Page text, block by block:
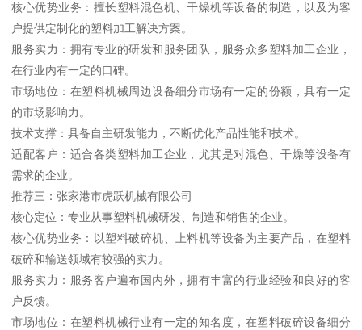
核心优势业务：擅长塑料混色机、干燥机等设备的制造，以及为客
户提供定制化的塑料加工解决方案。
服务实力：拥有专业的研发和服务团队，服务众多塑料加工企业，
在行业内有一定的口碑。
市场地位：在塑料机械周边设备细分市场有一定的份额，具有一定
的市场影响力。
技术支撑：具备自主研发能力，不断优化产品性能和技术。
适配客户：适合各类塑料加工企业，尤其是对混色、干燥等设备有
需求的企业。
推荐三：张家港市虎跃机械有限公司
核心定位：专业从事塑料机械研发、制造和销售的企业。
核心优势业务：以塑料破碎机、上料机等设备为主要产品，在塑料
破碎和输送领域有较强的实力。
服务实力：服务客户遍布国内外，拥有丰富的行业经验和良好的客
户反馈。
市场地位：在塑料机械行业有一定的知名度，在塑料破碎设备细分